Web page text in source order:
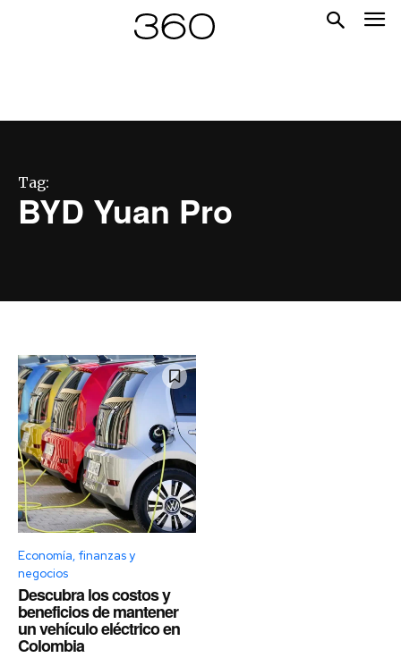
Tag:
BYD Yuan Pro
Economía, finanzas y
negocios
Descubra los costos y
beneficios de mantener
un vehículo eléctrico en
Colombia